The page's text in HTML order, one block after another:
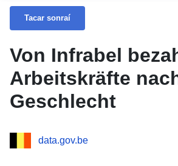
Tacar sonraí
Von Infrabel
Arbeitskräfte
Geschlecht
data.gov.be